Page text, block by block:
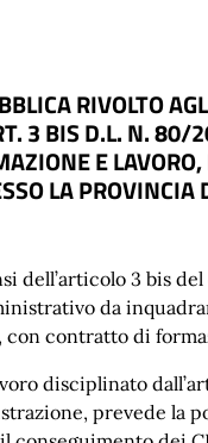
RIVOLTO
3 BIS D.L. N.
E
LA PROVINCIA
dell’articolo 3 bis
da
con contratto di
disciplinato
prevede la